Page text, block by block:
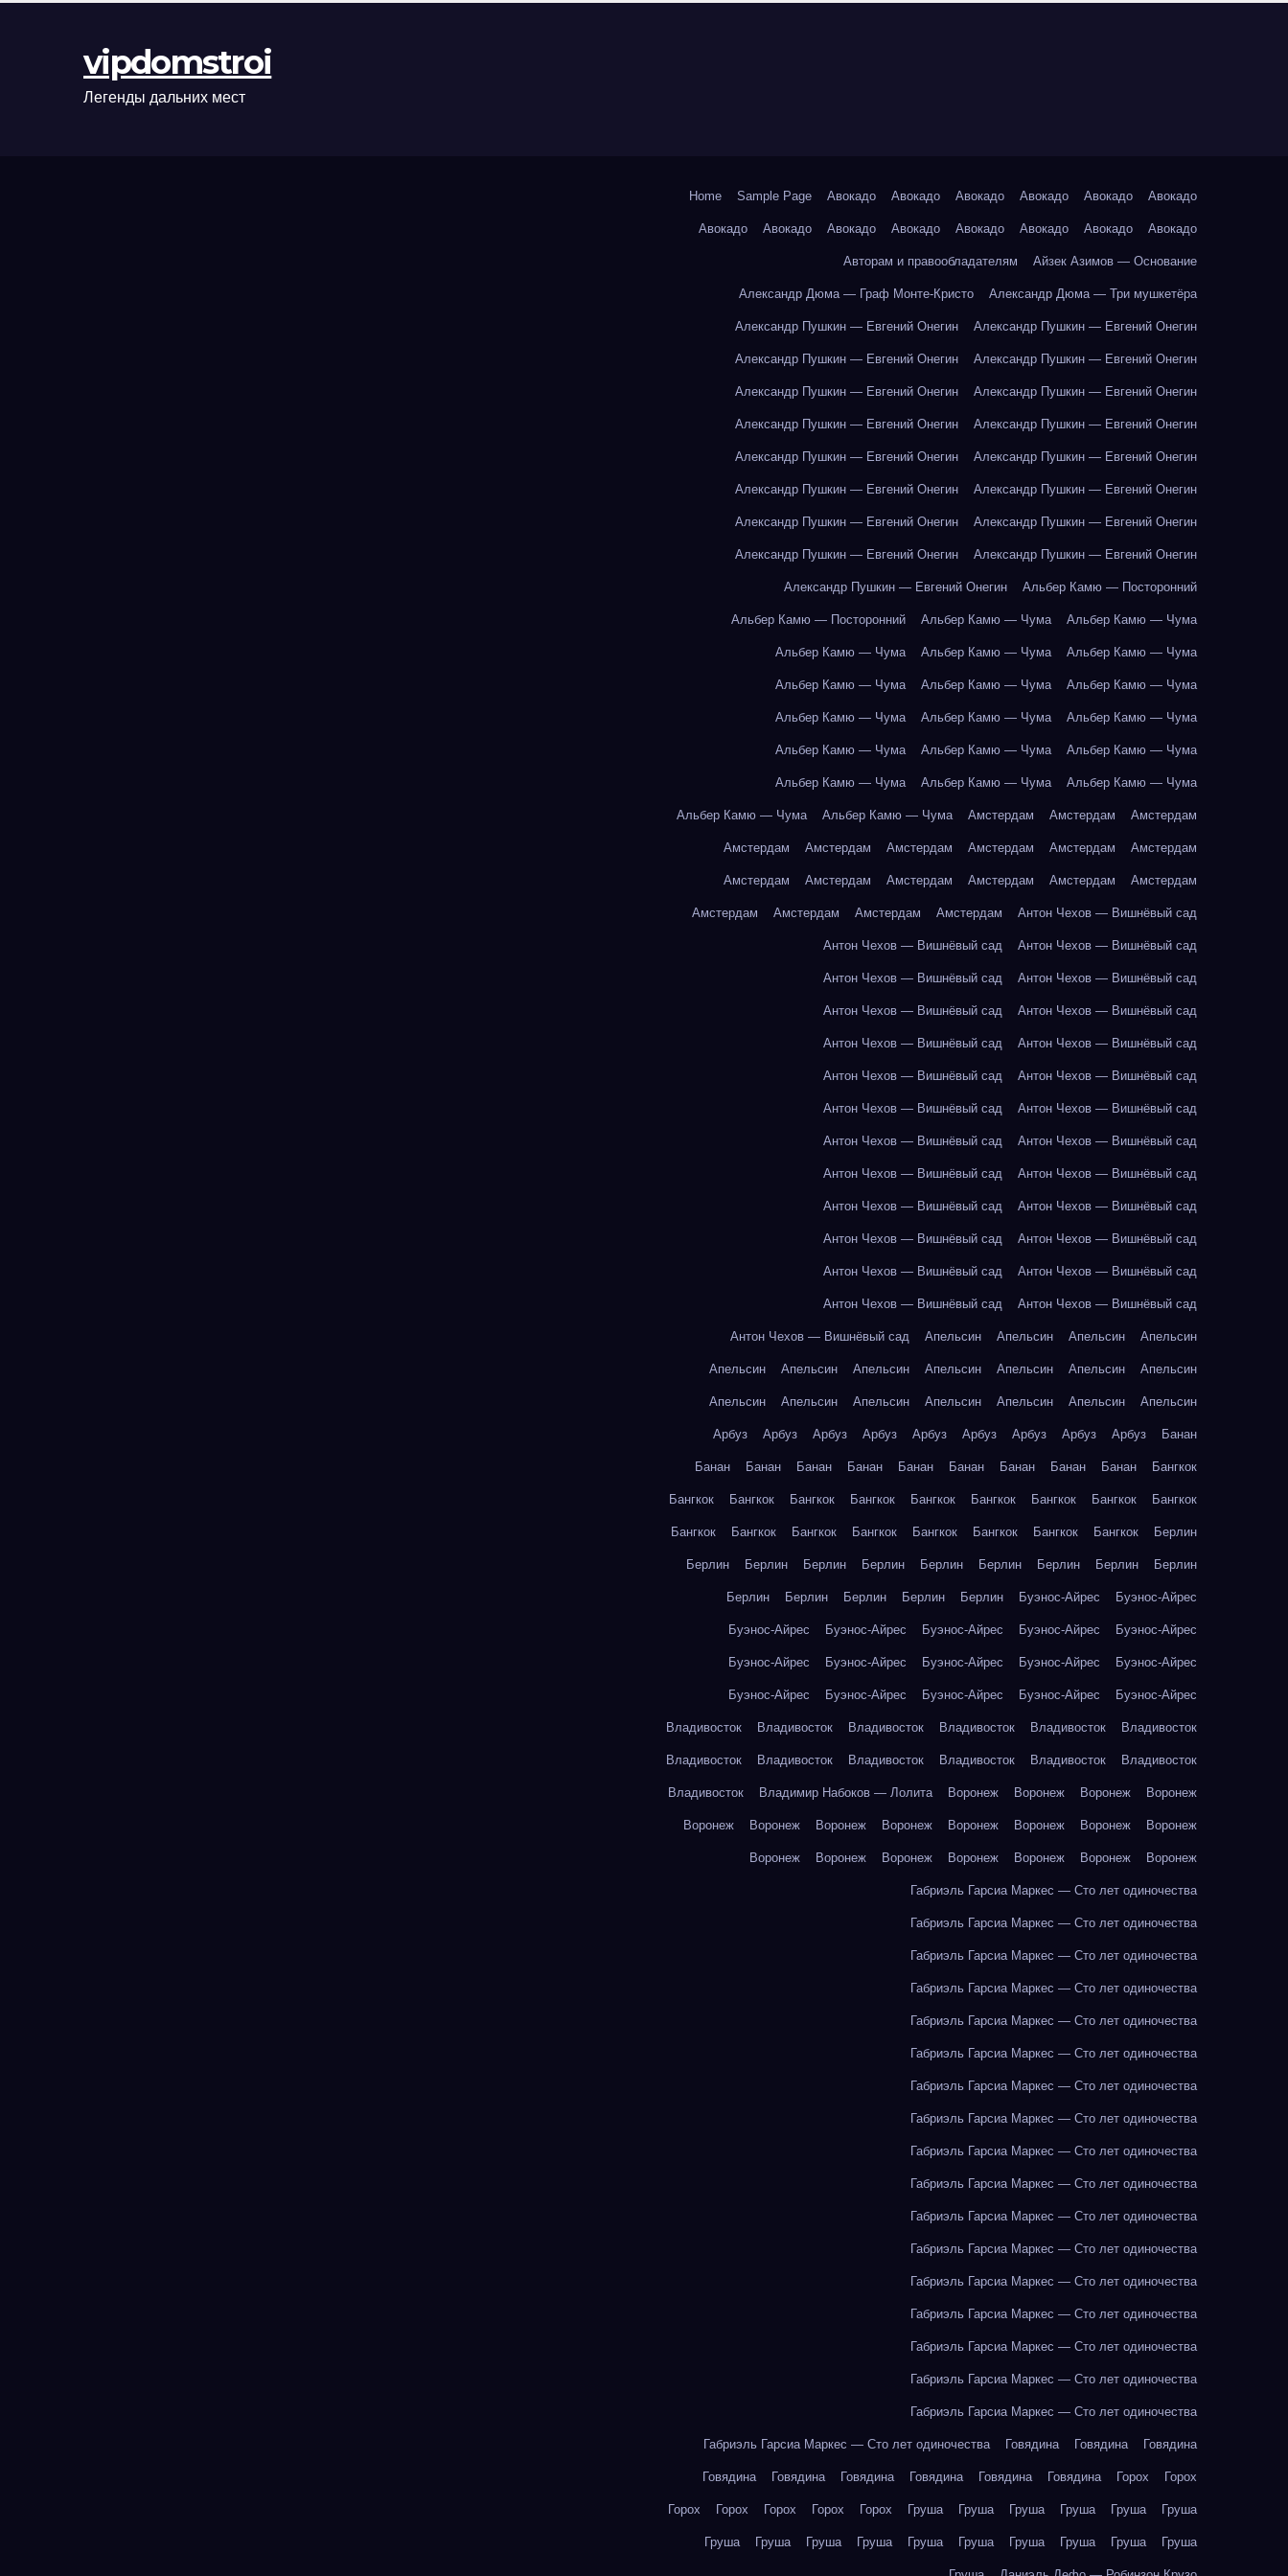
оформления
рыночные
ориентиры
vipdomstroi
Легенды дальних мест
Home Sample Page Авокадо Авокадо Авокадо Авокадо Авокадо Авокадо
Авокадо Авокадо Авокадо Авокадо Авокадо Авокадо Авокадо Авокадо
Авторам и правообладателям Айзек Азимов — Основание
Александр Дюма — Граф Монте-Кристо Александр Дюма — Три мушкетёра
Александр Пушкин — Евгений Онегин Александр Пушкин — Евгений Онегин
Александр Пушкин — Евгений Онегин Александр Пушкин — Евгений Онегин
Александр Пушкин — Евгений Онегин Александр Пушкин — Евгений Онегин
Александр Пушкин — Евгений Онегин Александр Пушкин — Евгений Онегин
Александр Пушкин — Евгений Онегин Александр Пушкин — Евгений Онегин
Александр Пушкин — Евгений Онегин Александр Пушкин — Евгений Онегин
Александр Пушкин — Евгений Онегин Александр Пушкин — Евгений Онегин
Александр Пушкин — Евгений Онегин Александр Пушкин — Евгений Онегин
Александр Пушкин — Евгений Онегин Альбер Камю — Посторонний
Альбер Камю — Посторонний Альбер Камю — Чума Альбер Камю — Чума
Альбер Камю — Чума Альбер Камю — Чума Альбер Камю — Чума
Альбер Камю — Чума Альбер Камю — Чума Альбер Камю — Чума
Альбер Камю — Чума Альбер Камю — Чума Альбер Камю — Чума
Альбер Камю — Чума Альбер Камю — Чума Альбер Камю — Чума
Альбер Камю — Чума Альбер Камю — Чума Альбер Камю — Чума
Альбер Камю — Чума Альбер Камю — Чума Амстердам Амстердам Амстердам
Амстердам Амстердам Амстердам Амстердам Амстердам Амстердам
Амстердам Амстердам Амстердам Амстердам Амстердам Амстердам
Амстердам Амстердам Амстердам Амстердам Антон Чехов — Вишнёвый сад
Антон Чехов — Вишнёвый сад Антон Чехов — Вишнёвый сад
Антон Чехов — Вишнёвый сад Антон Чехов — Вишнёвый сад
Антон Чехов — Вишнёвый сад Антон Чехов — Вишнёвый сад
Антон Чехов — Вишнёвый сад Антон Чехов — Вишнёвый сад
Антон Чехов — Вишнёвый сад Антон Чехов — Вишнёвый сад
Антон Чехов — Вишнёвый сад Антон Чехов — Вишнёвый сад
Антон Чехов — Вишнёвый сад Антон Чехов — Вишнёвый сад
Антон Чехов — Вишнёвый сад Антон Чехов — Вишнёвый сад
Антон Чехов — Вишнёвый сад Антон Чехов — Вишнёвый сад
Антон Чехов — Вишнёвый сад Антон Чехов — Вишнёвый сад
Антон Чехов — Вишнёвый сад Антон Чехов — Вишнёвый сад
Антон Чехов — Вишнёвый сад Антон Чехов — Вишнёвый сад
Антон Чехов — Вишнёвый сад Апельсин Апельсин Апельсин Апельсин
Апельсин Апельсин Апельсин Апельсин Апельсин Апельсин Апельсин
Апельсин Апельсин Апельсин Апельсин Апельсин Апельсин Апельсин
Арбуз Арбуз Арбуз Арбуз Арбуз Арбуз Арбуз Арбуз Арбуз Банан
Банан Банан Банан Банан Банан Банан Банан Банан Банан Бангкок
Бангкок Бангкок Бангкок Бангкок Бангкок Бангкок Бангкок Бангкок Бангкок
Бангкок Бангкок Бангкок Бангкок Бангкок Бангкок Бангкок Бангкок Берлин
Берлин Берлин Берлин Берлин Берлин Берлин Берлин Берлин Берлин
Берлин Берлин Берлин Берлин Берлин Буэнос-Айрес Буэнос-Айрес
Буэнос-Айрес Буэнос-Айрес Буэнос-Айрес Буэнос-Айрес Буэнос-Айрес
Буэнос-Айрес Буэнос-Айрес Буэнос-Айрес Буэнос-Айрес Буэнос-Айрес
Буэнос-Айрес Буэнос-Айрес Буэнос-Айрес Буэнос-Айрес Буэнос-Айрес
Владивосток Владивосток Владивосток Владивосток Владивосток Владивосток
Владивосток Владивосток Владивосток Владивосток Владивосток Владивосток
Владивосток Владимир Набоков — Лолита Воронеж Воронеж Воронеж Воронеж
Воронеж Воронеж Воронеж Воронеж Воронеж Воронеж Воронеж Воронеж
Воронеж Воронеж Воронеж Воронеж Воронеж Воронеж Воронеж
Габриэль Гарсиа Маркес — Сто лет одиночества
Габриэль Гарсиа Маркес — Сто лет одиночества
Габриэль Гарсиа Маркес — Сто лет одиночества
Габриэль Гарсиа Маркес — Сто лет одиночества
Габриэль Гарсиа Маркес — Сто лет одиночества
Габриэль Гарсиа Маркес — Сто лет одиночества
Габриэль Гарсиа Маркес — Сто лет одиночества
Габриэль Гарсиа Маркес — Сто лет одиночества
Габриэль Гарсиа Маркес — Сто лет одиночества
Габриэль Гарсиа Маркес — Сто лет одиночества
Габриэль Гарсиа Маркес — Сто лет одиночества
Габриэль Гарсиа Маркес — Сто лет одиночества
Габриэль Гарсиа Маркес — Сто лет одиночества
Габриэль Гарсиа Маркес — Сто лет одиночества
Габриэль Гарсиа Маркес — Сто лет одиночества
Габриэль Гарсиа Маркес — Сто лет одиночества
Габриэль Гарсиа Маркес — Сто лет одиночества
Габриэль Гарсиа Маркес — Сто лет одиночества Говядина Говядина Говядина
Говядина Говядина Говядина Говядина Говядина Говядина Горох Горох
Горох Горох Горох Горох Горох Груша Груша Груша Груша Груша Груша
Груша Груша Груша Груша Груша Груша Груша Груша Груша Груша